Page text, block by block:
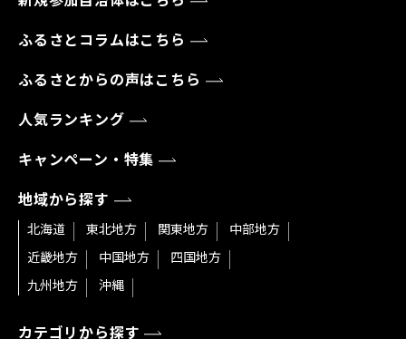
ふるさとコラムはこちら
ふるさとからの声はこちら
人気ランキング
キャンペーン・特集
地域から探す
北海道 東北地方 関東地方
中部地方
近畿地方
中国地方
四国地方
九州地方
沖縄
カテゴリから探す